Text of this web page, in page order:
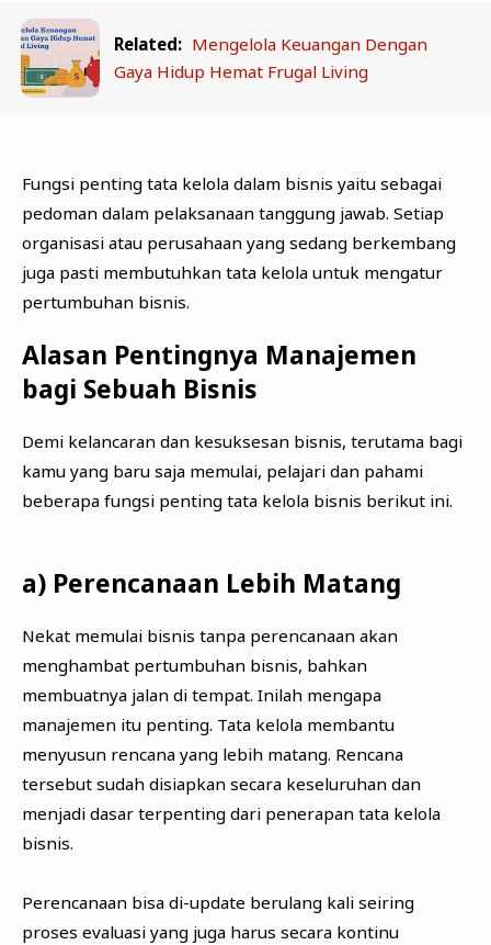
Related: Mengelola Keuangan Dengan
Gaya Hidup Hemat Frugal Living
Fungsi penting tata kelola dalam bisnis yaitu sebagai
pedoman dalam pelaksanaan tanggung jawab. Setiap
organisasi atau perusahaan yang sedang berkembang
juga pasti membutuhkan tata kelola untuk mengatur
pertumbuhan bisnis.
Alasan Pentingnya Manajemen
bagi Sebuah Bisnis
Demi kelancaran dan kesuksesan bisnis, terutama bagi
kamu yang baru saja memulai, pelajari dan pahami
beberapa fungsi penting tata kelola bisnis berikut ini.
a) Perencanaan Lebih Matang
Nekat memulai bisnis tanpa perencanaan akan
menghambat pertumbuhan bisnis, bahkan
membuatnya jalan di tempat. Inilah mengapa
manajemen itu penting. Tata kelola membantu
menyusun rencana yang lebih matang. Rencana
tersebut sudah disiapkan secara keseluruhan dan
menjadi dasar terpenting dari penerapan tata kelola
bisnis.
Perencanaan bisa di-update berulang kali seiring
proses evaluasi yang juga harus secara kontinu